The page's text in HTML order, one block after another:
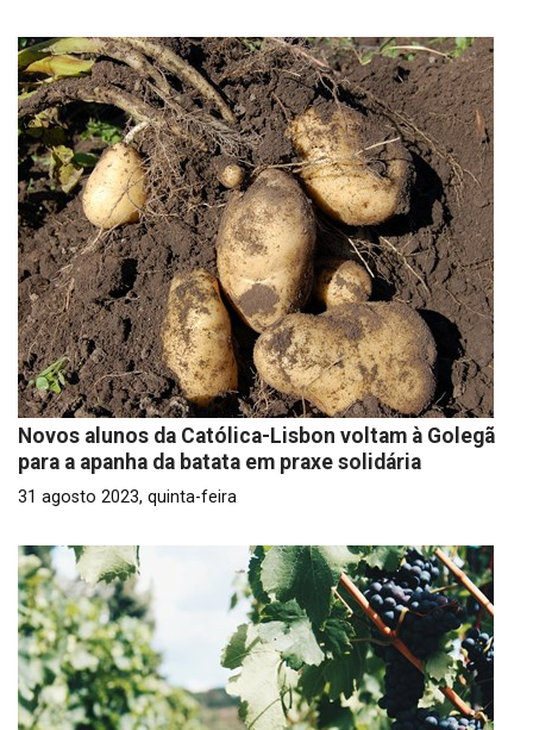
Novos alunos da Católica-Lisbon voltam à Golegã
para a apanha da batata em praxe solidária
31 agosto 2023, quinta-feira